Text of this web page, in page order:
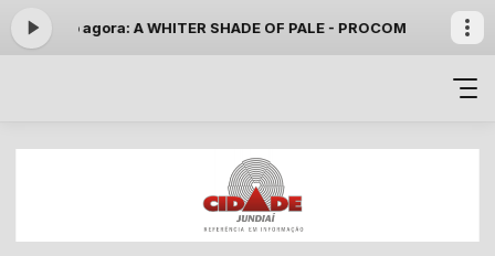
Tocando agora: A WHITER SHADE OF PALE - PROCOM HARUM